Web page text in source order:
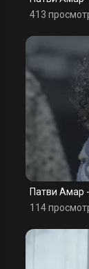
413
Патви Амар
114